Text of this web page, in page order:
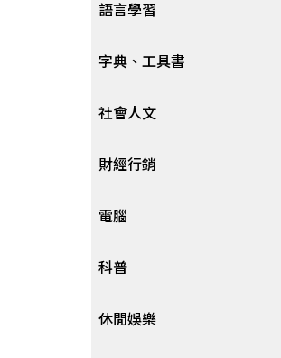
星象星座命理
四技二專大學
國考、檢定
留學考試
學習法/考試方法
國中小參考書
語言學習
英語/美語
日語
韓語
歐語
東南亞語
閩南語/台語
字典、工具書
字辭典
百科、圖鑑
地圖集
其他工具書
社會人文
社會學、人文思想
法律
政治
軍事
財經行銷
行銷廣告
談判溝通
電子商務&趨勢
電腦
軟體
硬體
科普
大自然動植物
休閒娛樂